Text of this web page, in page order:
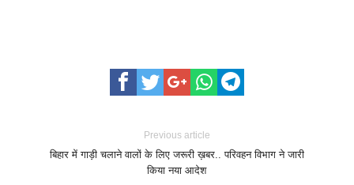
Previous article
बिहार में गाड़ी चलाने वालों के लिए जरूरी ख़बर.. परिवहन विभाग ने जारी
किया नया आदेश